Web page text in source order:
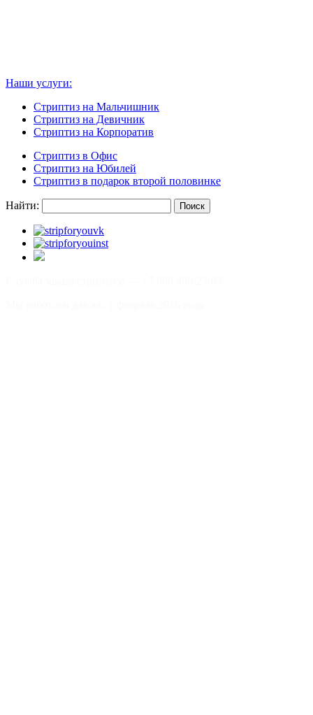
Наши услуги:
Стриптиз на Мальчишник
Стриптиз на Девичник
Стриптиз на Корпоратив
Стриптиз в Офис
Стриптиз на Юбилей
Стриптиз в подарок второй половинке
Найти: